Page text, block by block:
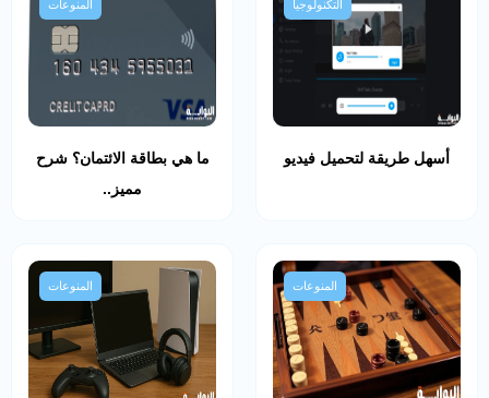
التكنولوجيا
أسهل طريقة لتحميل فيديو
المنوعات
ما هي بطاقة الائتمان؟ شرح
مميز..
المنوعات المنوعات